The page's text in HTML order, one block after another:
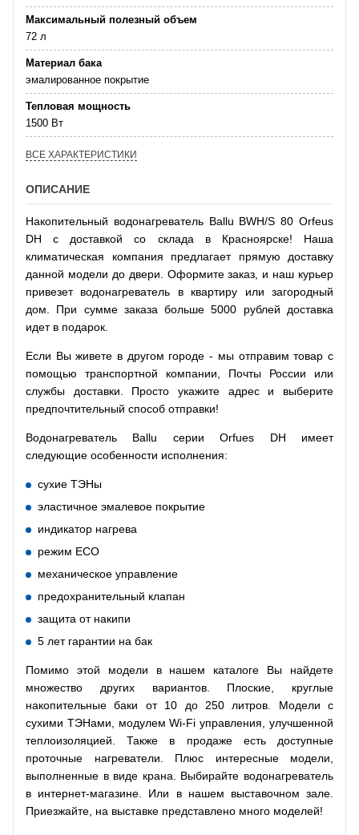
Максимальный полезный объем
72 л
Материал бака
эмалированное покрытие
Тепловая мощность
1500 Вт
ВСЕ ХАРАКТЕРИСТИКИ
ОПИСАНИЕ
Накопительный водонагреватель Ballu BWH/S 80 Orfeus
DH с доставкой со склада в Красноярске! Наша
климатическая компания предлагает прямую доставку
данной модели до двери. Оформите заказ, и наш курьер
привезет водонагреватель в квартиру или загородный
дом. При сумме заказа больше 5000 рублей доставка
идет в подарок.
Если Вы живете в другом городе - мы отправим товар с
помощью транспортной компании, Почты России или
службы доставки. Просто укажите адрес и выберите
предпочтительный способ отправки!
Водонагреватель Ballu серии Orfues DH имеет
следующие особенности исполнения:
сухие ТЭНы
эластичное эмалевое покрытие
индикатор нагрева
режим ECO
механическое управление
предохранительный клапан
защита от накипи
5 лет гарантии на бак
Помимо этой модели в нашем каталоге Вы найдете
множество других вариантов. Плоские, круглые
накопительные баки от 10 до 250 литров. Модели с
сухими ТЭНами, модулем Wi-Fi управления, улучшенной
теплоизоляцией. Также в продаже есть доступные
проточные нагреватели. Плюс интересные модели,
выполненные в виде крана. Выбирайте водонагреватель
в интернет-магазине. Или в нашем выставочном зале.
Приезжайте, на выставке представлено много моделей!